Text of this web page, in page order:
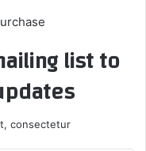
list to
consectetur.